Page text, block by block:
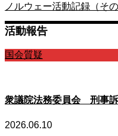
ノルウェー活動記録（そ
活動報告
国会質疑
衆議院法務委員会 刑事
2026.06.10